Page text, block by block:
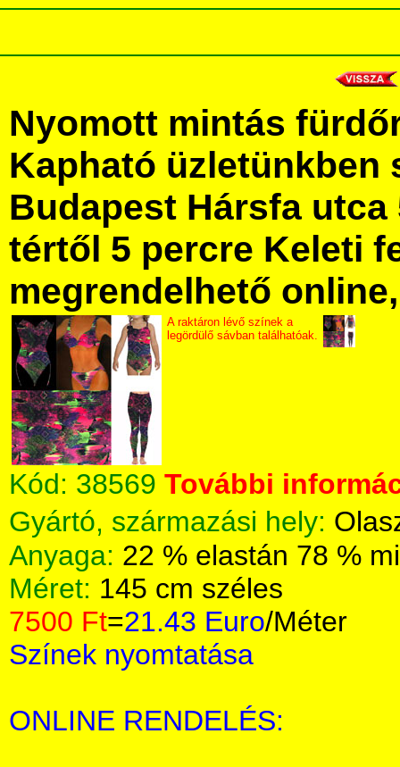
Nyomott mintás
Kapható üzletünkben
Budapest Hársfa utca
tértől 5 percre Keleti
megrendelhető
A raktáron lévő színek a
legördülő sávban találhatóak.
Kód: 38569 További
Gyártó, származási hely:
Anyaga: 22 % elastán 78 %
Méret: 145 cm széles
7500 Ft=21.43 Euro/Méter
Színek nyomtatása
ONLINE RENDELÉS: